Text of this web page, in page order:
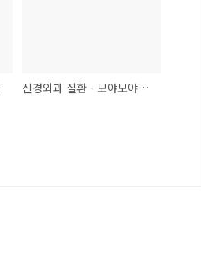
신경외과 질환 - 모야모야병(Moyamoya disease)